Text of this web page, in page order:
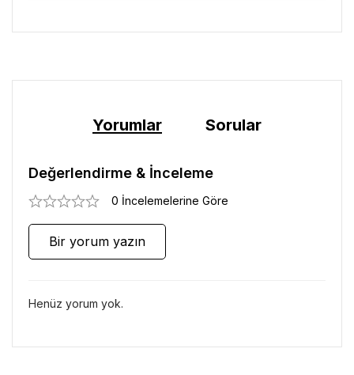
Yorumlar Sorular
Değerlendirme & İnceleme
0 İncelemelerine Göre
Bir yorum yazın
Henüz yorum yok.